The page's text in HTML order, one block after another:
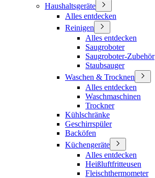
Haushaltsgeräte
Alles entdecken
Reinigen
Alles entdecken
Saugroboter
Saugroboter-Zubehör
Staubsauger
Waschen & Trocknen
Alles entdecken
Waschmaschinen
Trockner
Kühlschränke
Geschirrspüler
Backöfen
Küchengeräte
Alles entdecken
Heißluftfritteusen
Fleischthermometer